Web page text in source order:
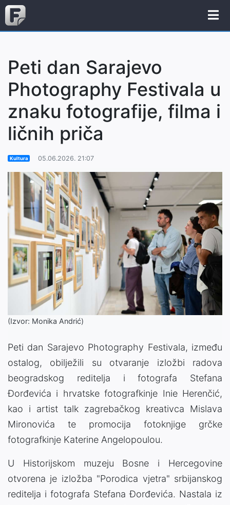
Peti dan Sarajevo
Photography Festivala u
znaku fotografije, filma i
ličnih priča
Kultura 05.06.2026. 21:07
(Izvor: Monika Andrić)
Peti dan Sarajevo Photography Festivala, između
ostalog, obilježili su otvaranje izložbi radova
beogradskog reditelja i fotografa Stefana
Đorđevića i hrvatske fotografkinje Inie Herenčić,
kao i artist talk zagrebačkog kreativca Mislava
Mironovića te promocija fotoknjige grčke
fotografkinje Katerine Angelopoulou.
U Historijskom muzeju Bosne i Hercegovine
otvorena je izložba "Porodica vjetra" srbijanskog
reditelja i fotografa Stefana Đorđevića. Nastala iz